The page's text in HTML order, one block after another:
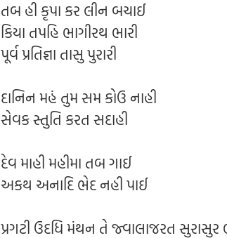
તબ હી કૃપા કર લીન બચાઈ
કિયા તપહિ ભાગીરથ ભારી
પૂર્વ પ્રતિજ્ઞા તાસુ પુરારી
દાનિન મહં તુમ સમ કોઉ નાહી
સેવક સ્તુતિ કરત સદાહી
દેવ માહી મહીમા તબ ગાઈ
અકથ અનાદિ ભેદ નહી પાઈ
પ્રગટી ઉદધિ મંથન તે જ્વાલાજરત સુરાસુર